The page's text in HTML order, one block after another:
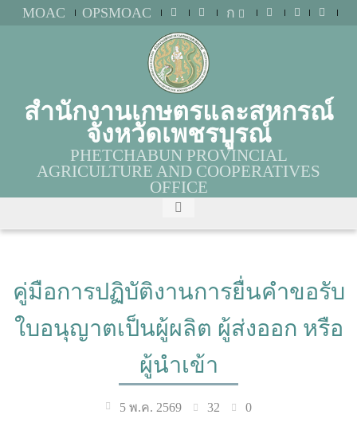
MOAC OPSMOAC ก
สำนักงานเกษตรและสหกรณ์
จังหวัดเพชรบูรณ์
PHETCHABUN PROVINCIAL
AGRICULTURE AND COOPERATIVES
OFFICE
คู่มือการปฏิบัติงานการยื่นคำขอรับ
ใบอนุญาตเป็นผู้ผลิต ผู้ส่งออก หรือ
ผู้นำเข้า
5 พ.ค. 2569 32 0